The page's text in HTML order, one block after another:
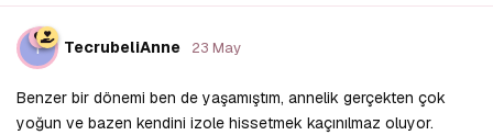
T TecrubeliAnne 23 May
Benzer bir dönemi ben de yaşamıştım, annelik gerçekten çok
yoğun ve bazen kendini izole hissetmek kaçınılmaz oluyor.